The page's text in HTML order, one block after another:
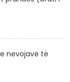
nevojave të